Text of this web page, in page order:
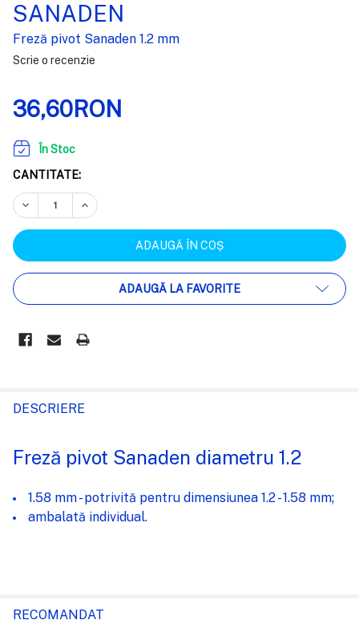
SANADEN
Freză pivot Sanaden 1.2 mm
Scrie o recenzie
36,60RON
În Stoc
CANTITATE:
REDUCEȚI CANTITATEA:
CREȘTEȚI CANTITATEA:
ADAUGĂ LA FAVORITE
CUMPARATE
TOT
DESCRIERE
Freză pivot Sanaden diametru 1.2
1.58 mm - potrivită pentru dimensiunea 1.2- 1.58 mm;
ambalată individual.
RECOMANDAT